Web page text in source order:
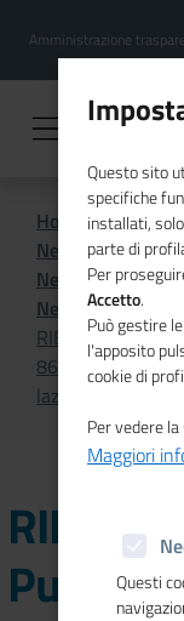
contenuto
Menu
Amministrazione
Home
News dal
News dal
News dal
RIETI-VITERBO
86 imprese per il
laziale
RIETI-
Questo sito
specifiche
installati,
parte di
Per
Accetto.
Può gestire
l'apposito
cookie di
Per vedere
Maggiori
Questi